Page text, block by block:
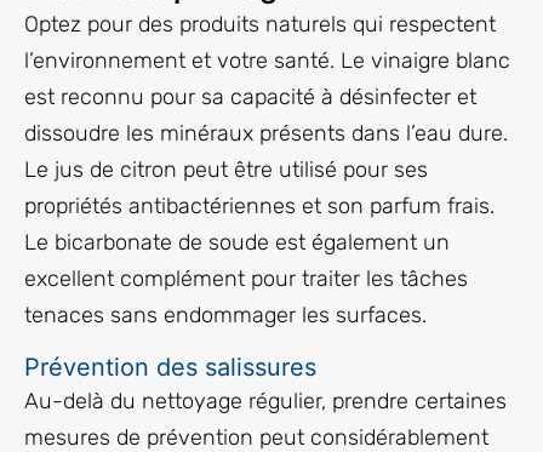
Optez pour des produits naturels qui respectent
l’environnement et votre santé. Le vinaigre blanc
est reconnu pour sa capacité à désinfecter et
dissoudre les minéraux présents dans l’eau dure.
Le jus de citron peut être utilisé pour ses
propriétés antibactériennes et son parfum frais.
Le bicarbonate de soude est également un
excellent complément pour traiter les tâches
tenaces sans endommager les surfaces.
Prévention des salissures
Au-delà du nettoyage régulier, prendre certaines
mesures de prévention peut considérablement